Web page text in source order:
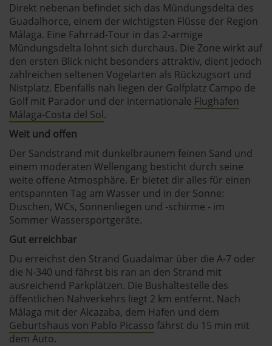
Direkt nebenan befindet sich das Mündungsdelta des
Guadalhorce, einem der wichtigsten Flüsse der Region
Málaga. Eine Fahrrad-Tour in das 2-armige
Mündungsdelta lohnt sich durchaus. Die Zone wirkt auf
den ersten Blick nicht besonders attraktiv, dient jedoch
zahlreichen seltenen Vogelarten als Rückzugsort und
Nistplatz. Ebenfalls nah liegen der Golfplatz Campo de
Golf mit Parador und der internationale Flughafen
Málaga-Costa del Sol.
Weit und offen
Der Sandstrand mit dunkelbraunem feinen Sand und
einem moderaten Wellengang besticht durch seine
weite offene Atmosphäre. Er bietet dir alles für einen
entspannten Tag am Wasser und in der Sonne:
Duschen, WCs, Sonnenliegen und -schirme - im
Sommer Wassersportgeräte.
Gut erreichbar
Du erreichst den Strand Guadalmar über die A-7 oder
die N-340 und fährst bis ran an den Strand mit
ausreichend Parkplätzen. Die Bushaltestelle des
öffentlichen Nahverkehrs liegt 2 km entfernt. Nach
Málaga mit der Alcazaba, dem Hafen und dem
Geburtshaus von Pablo Picasso fährst du 15 min mit
dem Auto.